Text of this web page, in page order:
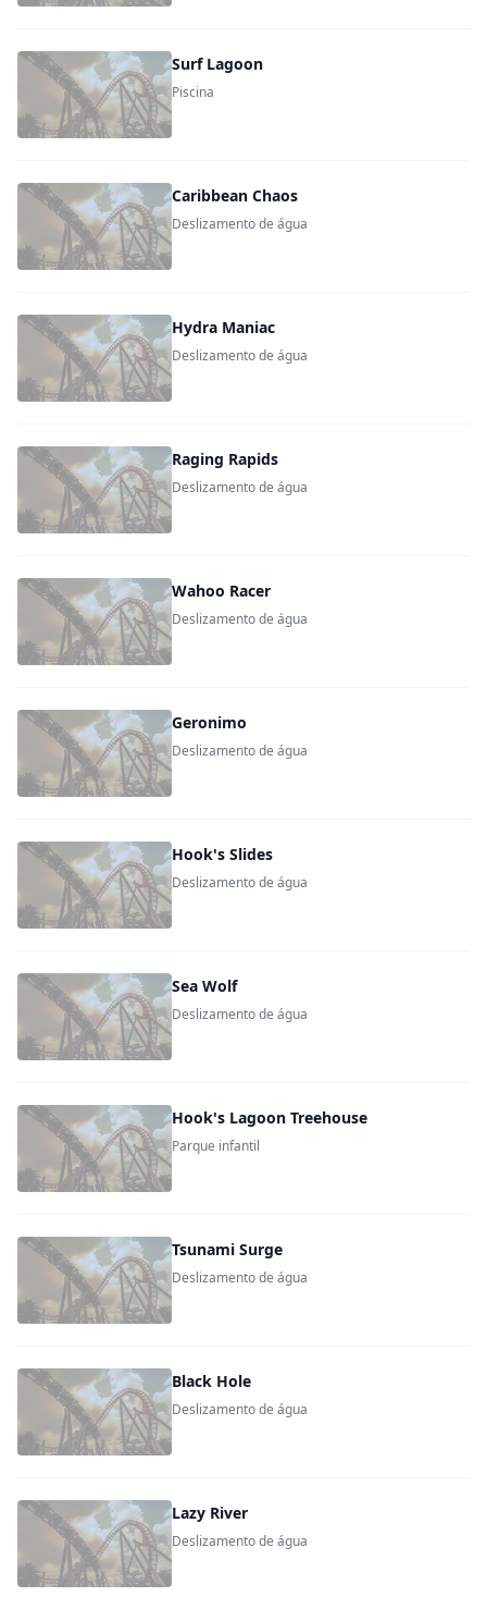
Surf Lagoon
Piscina
Caribbean Chaos
Deslizamento de água
Hydra Maniac
Deslizamento de água
Raging Rapids
Deslizamento de água
Wahoo Racer
Deslizamento de água
Geronimo
Deslizamento de água
Hook's Slides
Deslizamento de água
Sea Wolf
Deslizamento de água
Hook's Lagoon Treehouse
Parque infantil
Tsunami Surge
Deslizamento de água
Black Hole
Deslizamento de água
Lazy River
Deslizamento de água